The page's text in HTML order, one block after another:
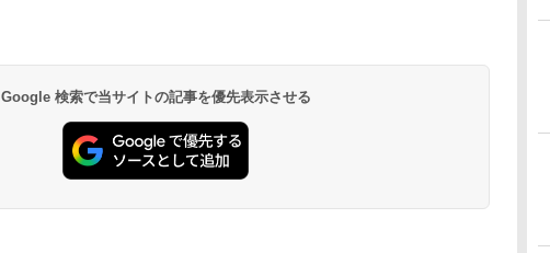
Google 検索で当サイトの記事を優先表示させる